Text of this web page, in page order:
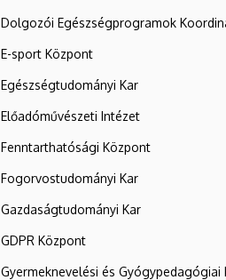
Dolgozói Egészségprogramok
E-sport Központ
Egészségtudományi Kar
Előadóművészeti Intézet
Fenntarthatósági Központ
Fogorvostudományi Kar
Gazdaságtudományi Kar
GDPR Központ
Gyermeknevelési és Gyógypedagógiai